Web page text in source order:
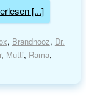
[...]
, Brandnooz, Dr.
, Mutti, Rama,